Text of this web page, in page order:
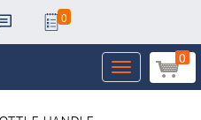
0
0
Toggle
navigation